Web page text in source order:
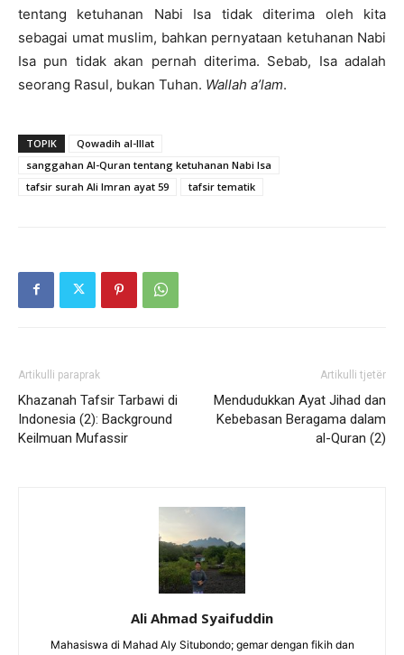
tentang ketuhanan Nabi Isa tidak diterima oleh kita
sebagai umat muslim, bahkan pernyataan ketuhanan Nabi
Isa pun tidak akan pernah diterima. Sebab, Isa adalah
seorang Rasul, bukan Tuhan. Wallah a’lam.
TOPIK
Qowadih al-Illat
sanggahan Al-Quran tentang ketuhanan Nabi Isa
tafsir surah Ali Imran ayat 59
tafsir tematik
Artikulli paraprak
Khazanah Tafsir Tarbawi di
Indonesia (2): Background
Keilmuan Mufassir
Artikulli tjetër
Mendudukkan Ayat Jihad dan
Kebebasan Beragama dalam
al-Quran (2)
Ali Ahmad Syaifuddin
Mahasiswa di Mahad Aly Situbondo; gemar dengan fikih dan